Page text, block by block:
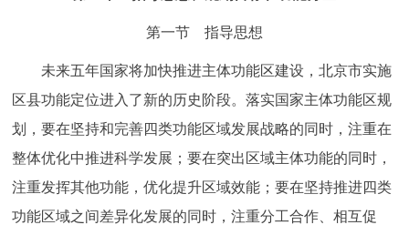
第一节 指导思想
未来五年国家将加快推进主体功能区建设，北京市实施
区县功能定位进入了新的历史阶段。落实国家主体功能区规
划，要在坚持和完善四类功能区域发展战略的同时，注重在
整体优化中推进科学发展；要在突出区域主体功能的同时，
注重发挥其他功能，优化提升区域效能；要在坚持推进四类
功能区域之间差异化发展的同时，注重分工合作、相互促